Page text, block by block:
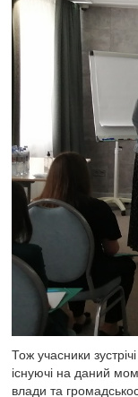
Тож учасники
існуючі на даний
влади та